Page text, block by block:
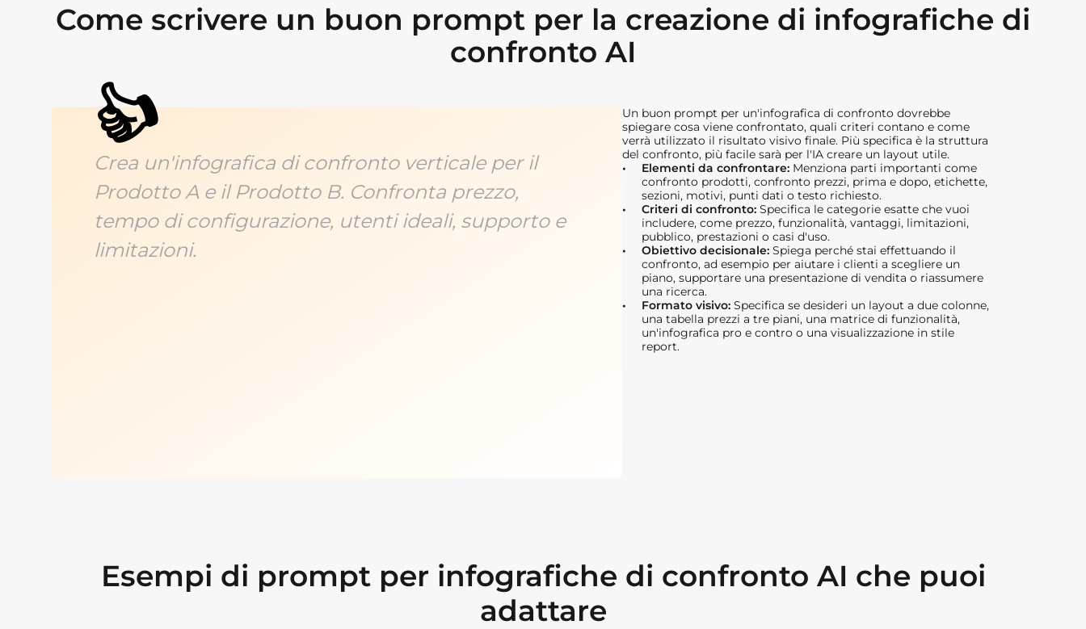
Come scrivere un buon prompt per la creazione di infografiche di
confronto AI
Crea un'infografica di confronto verticale per il
Prodotto A e il Prodotto B. Confronta prezzo,
tempo di configurazione, utenti ideali, supporto e
limitazioni.
👍
Un buon prompt per un'infografica di confronto dovrebbe
spiegare cosa viene confrontato, quali criteri contano e come
verrà utilizzato il risultato visivo finale. Più specifica è la struttura
del confronto, più facile sarà per l'IA creare un layout utile.
Elementi da confrontare: Menziona parti importanti come
confronto prodotti, confronto prezzi, prima e dopo, etichette,
sezioni, motivi, punti dati o testo richiesto.
Criteri di confronto: Specifica le categorie esatte che vuoi
includere, come prezzo, funzionalità, vantaggi, limitazioni,
pubblico, prestazioni o casi d'uso.
Obiettivo decisionale: Spiega perché stai effettuando il
confronto, ad esempio per aiutare i clienti a scegliere un
piano, supportare una presentazione di vendita o riassumere
una ricerca.
Formato visivo: Specifica se desideri un layout a due colonne,
una tabella prezzi a tre piani, una matrice di funzionalità,
un'infografica pro e contro o una visualizzazione in stile
report.
Esempi di prompt per infografiche di confronto AI che puoi
adattare